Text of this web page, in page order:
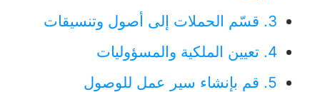
3. قسّم الحملات إلى أصول وتنسيقات
4. تعيين الملكية والمسؤوليات
5. قم بإنشاء سير عمل للوصول